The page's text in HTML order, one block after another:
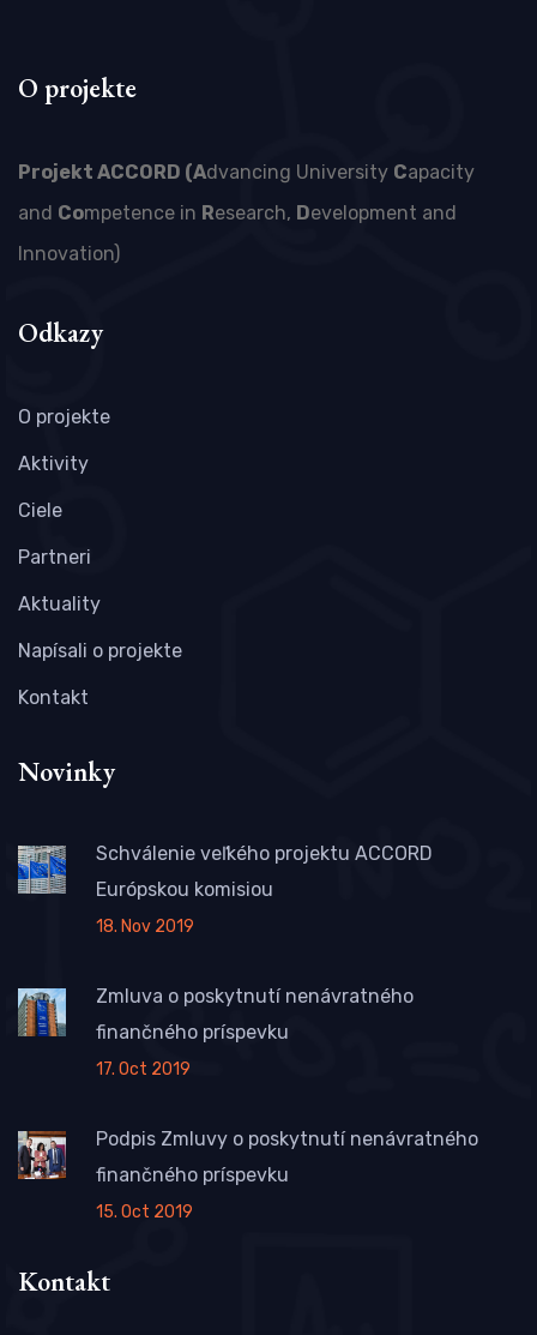
O projekte
Projekt ACCORD (Advancing University Capacity
and Competence in Research, Development and
Innovation)
Odkazy
O projekte
Aktivity
Ciele
Partneri
Aktuality
Napísali o projekte
Kontakt
Novinky
Schválenie veľkého projektu ACCORD
Európskou komisiou
18. Nov 2019
Zmluva o poskytnutí nenávratného
finančného príspevku
17. Oct 2019
Podpis Zmluvy o poskytnutí nenávratného
finančného príspevku
15. Oct 2019
Kontakt